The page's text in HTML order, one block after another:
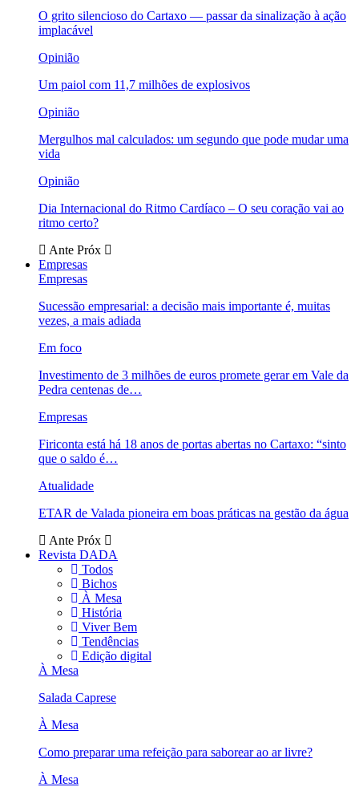
O grito silencioso do Cartaxo — passar da sinalização à ação
implacável
Opinião
Um paiol com 11,7 milhões de explosivos
Opinião
Mergulhos mal calculados: um segundo que pode mudar uma
vida
Opinião
Dia Internacional do Ritmo Cardíaco – O seu coração vai ao
ritmo certo?
Ante Próx
Empresas
Empresas
Sucessão empresarial: a decisão mais importante é, muitas
vezes, a mais adiada
Em foco
Investimento de 3 milhões de euros promete gerar em Vale da
Pedra centenas de…
Empresas
Firiconta está há 18 anos de portas abertas no Cartaxo: “sinto
que o saldo é…
Atualidade
ETAR de Valada pioneira em boas práticas na gestão da água
Ante Próx
Revista DADA
Todos
Bichos
À Mesa
História
Viver Bem
Tendências
Edição digital
À Mesa
Salada Caprese
À Mesa
Como preparar uma refeição para saborear ao ar livre?
À Mesa